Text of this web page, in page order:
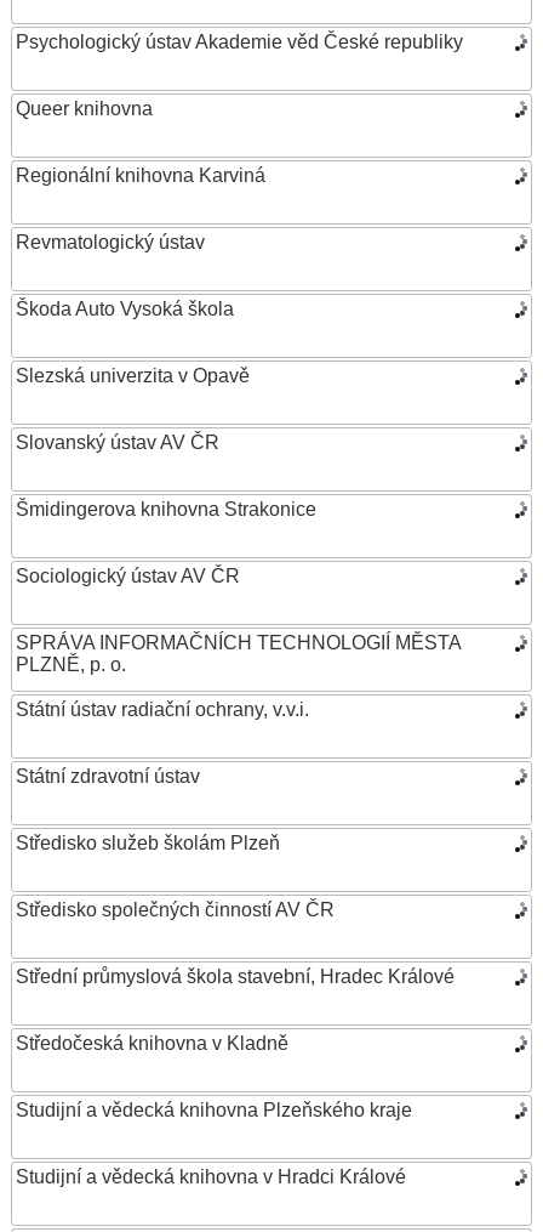
Psychologický ústav Akademie věd České republiky
Queer knihovna
Regionální knihovna Karviná
Revmatologický ústav
Škoda Auto Vysoká škola
Slezská univerzita v Opavě
Slovanský ústav AV ČR
Šmidingerova knihovna Strakonice
Sociologický ústav AV ČR
SPRÁVA INFORMAČNÍCH TECHNOLOGIÍ MĚSTA
PLZNĚ, p. o.
Státní ústav radiační ochrany, v.v.i.
Státní zdravotní ústav
Středisko služeb školám Plzeň
Středisko společných činností AV ČR
Střední průmyslová škola stavební, Hradec Králové
Středočeská knihovna v Kladně
Studijní a vědecká knihovna Plzeňského kraje
Studijní a vědecká knihovna v Hradci Králové